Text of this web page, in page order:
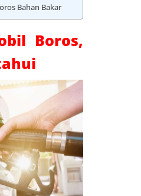
Bahan Bakar
Boros,